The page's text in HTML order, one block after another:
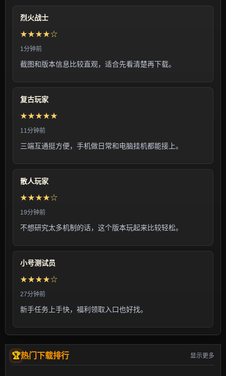
烈火战士
★★★★☆
1分钟前
截图和版本信息比较直观，适合先看清楚再下载。
复古玩家
★★★★★
11分钟前
三端互通挺方便，手机做日常和电脑挂机都能接上。
散人玩家
★★★★☆
19分钟前
不想研究太多机制的话，这个版本玩起来比较轻松。
小号测试员
★★★★☆
27分钟前
新手任务上手快，福利领取入口也好找。
热门下载排行 显示更多